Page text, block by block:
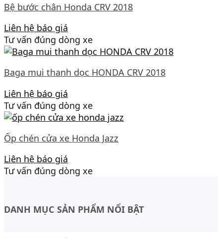
Bệ bước chân Honda CRV 2018
Liên hệ báo giá
Tư vấn đúng dòng xe
Baga mui thanh dọc HONDA CRV 2018
Liên hệ báo giá
Tư vấn đúng dòng xe
Ốp chén cửa xe Honda Jazz
Liên hệ báo giá
Tư vấn đúng dòng xe
DANH MỤC SẢN PHẨM NỔI BẬT